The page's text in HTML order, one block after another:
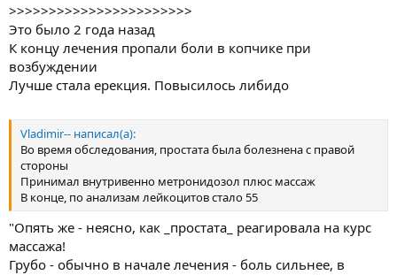
>>>>>>>>>>>>>>>>>>>>>>>
Это было 2 года назад
К концу лечения пропали боли в копчике при
возбуждении
Лучше стала ерекция. Повысилось либидо
Vladimir-- написал(а):
Во время обследования, простата была болезнена с правой
стороны
Принимал внутривенно метронидозол плюс массаж
В конце, по анализам лейкоцитов стало 55
"Опять же - неясно, как _простата_ реагировала на курс
массажа!
Грубо - обычно в начале лечения - боль сильнее, в